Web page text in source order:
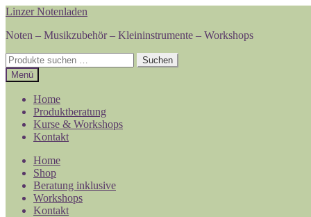
Zur
springen
Zum
springen
Linzer Notenladen
Noten – Musikzubehör – Kleininstrumente – Workshops
Suchen
nach:
Suchen
Menü
Home
Produktberatung
Kurse & Workshops
Kontakt
Home
Shop
Beratung inklusive
Workshops
Kontakt